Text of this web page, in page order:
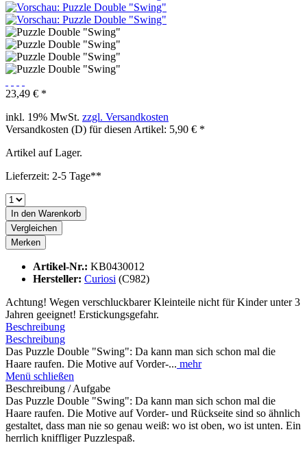
23,49 € *
inkl. 19% MwSt. zzgl. Versandkosten
Versandkosten (D) für diesen Artikel: 5,90 € *
Artikel auf Lager.
Lieferzeit: 2-5 Tage**
In den Warenkorb
Vergleichen
Merken
Artikel-Nr.: KB0430012
Hersteller: Curiosi (C982)
Achtung! Wegen verschluckbarer Kleinteile nicht für Kinder unter 3
Jahren geeignet! Erstickungsgefahr.
Beschreibung
Beschreibung
Das Puzzle Double "Swing": Da kann man sich schon mal die
Haare raufen. Die Motive auf Vorder-... mehr
Menü schließen
Beschreibung / Aufgabe
Das Puzzle Double "Swing": Da kann man sich schon mal die
Haare raufen. Die Motive auf Vorder- und Rückseite sind so ähnlich
gestaltet, dass man nie so genau weiß: wo ist oben, wo ist unten. Ein
herrlich kniffliger Puzzlespaß.